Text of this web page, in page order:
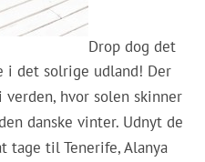
Drop dog det
i det solrige udland! Der
hvor solen skinner
danske vinter. Udnyt de
tage til Tenerife, Alanya